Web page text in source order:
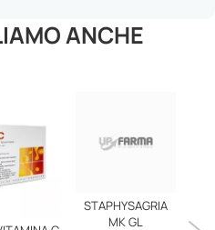
ANCHE
STAPHYSAGRIA
MK GL